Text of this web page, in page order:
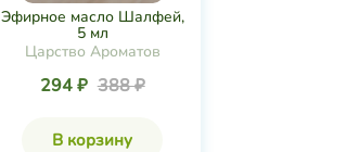
Эфирное масло Шалфей,
5 мл
Царство Ароматов
294 ₽ 388 ₽
В корзину